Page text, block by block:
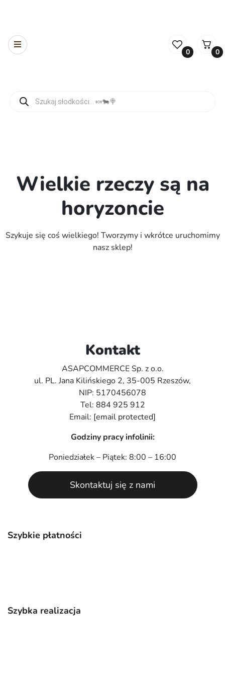
0 0
Wielkie rzeczy są na
horyzoncie
Szykuje się coś wielkiego! Tworzymy i wkrótce uruchomimy
nasz sklep!
Szybkie płatności
Szybka realizacja
Kontakt
ASAPCOMMERCE Sp. z o.o.
ul. PL. Jana Kilińskiego 2, 35-005 Rzeszów,
NIP: 5170456078
Tel: 884 925 912
Email: [email protected]
Godziny pracy infolinii:
Poniedziałek – Piątek: 8:00 – 16:00
Skontaktuj się z nami